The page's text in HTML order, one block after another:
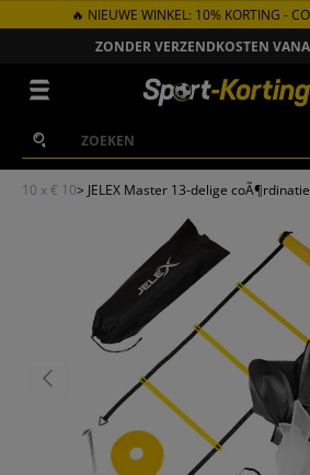
GA NAAR INHOUD
🔥 NIEUWE WINKEL: 10% KORTING -
ZONDER VERZENDKOSTEN
Zoeken
Zoeken
10 x € 10> JELEX Master 13-delige
VORIGE